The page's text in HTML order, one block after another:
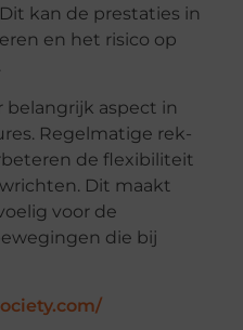
kan de prestaties in
en het risico op
belangrijk aspect in
Regelmatige rek-
de flexibiliteit
Dit maakt
voor de
die bij